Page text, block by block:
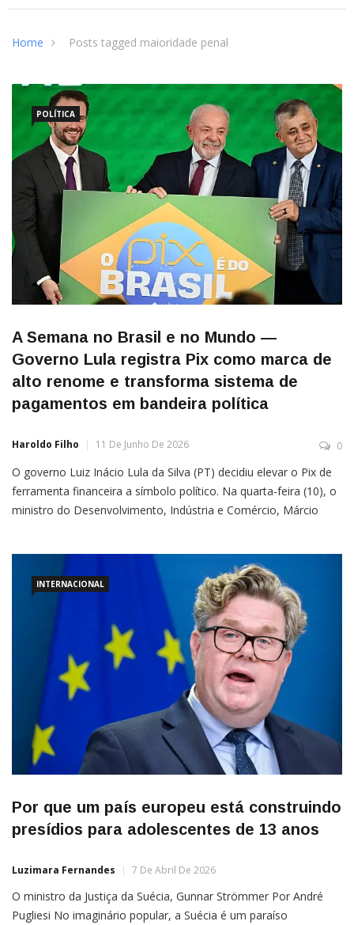
Home Posts tagged maioridade penal
POLÍTICA
A Semana no Brasil e no Mundo —
Governo Lula registra Pix como marca de
alto renome e transforma sistema de
pagamentos em bandeira política
Haroldo Filho 11 De Junho De 2026 0
O governo Luiz Inácio Lula da Silva (PT) decidiu elevar o Pix de
ferramenta financeira a símbolo político. Na quarta-feira (10), o
ministro do Desenvolvimento, Indústria e Comércio, Márcio
INTERNACIONAL
Por que um país europeu está construindo
presídios para adolescentes de 13 anos
Luzimara Fernandes 7 De Abril De 2026
O ministro da Justiça da Suécia, Gunnar Strömmer Por André
Pugliesi No imaginário popular, a Suécia é um paraíso